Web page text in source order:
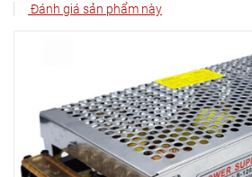
Đánh giá sản phẩm này